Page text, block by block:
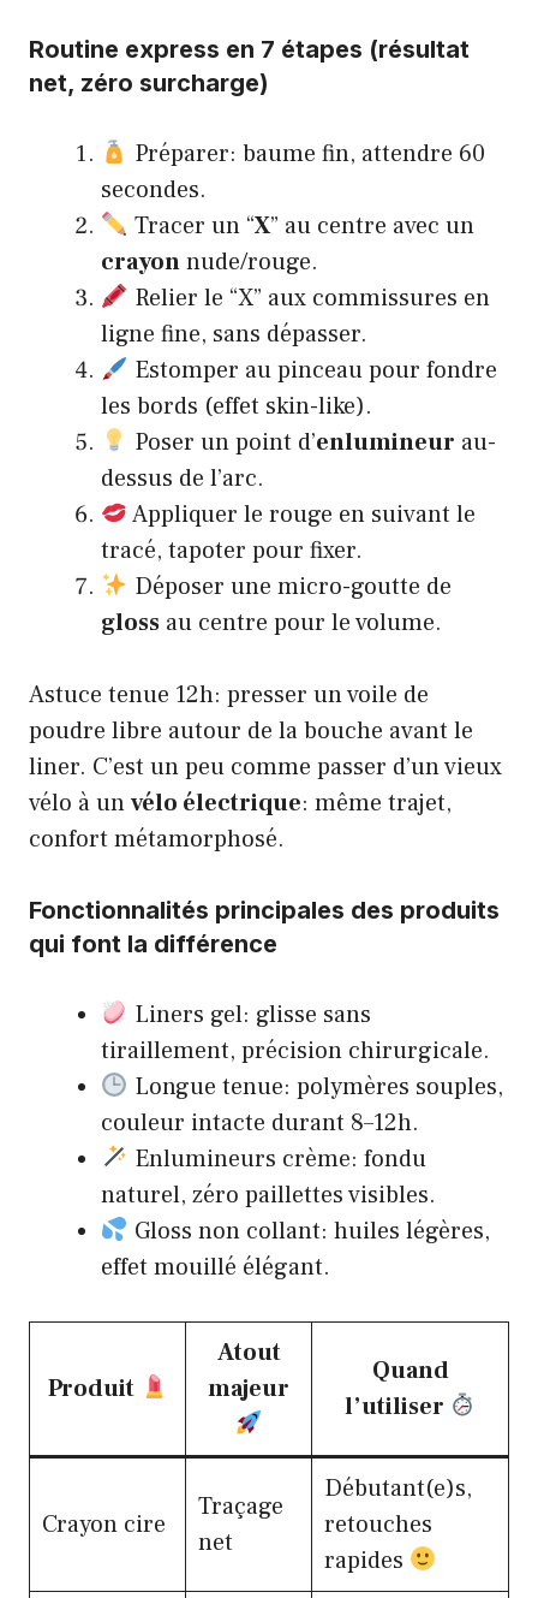
Routine express en 7 étapes (résultat
net, zéro surcharge)
Préparer: baume fin, attendre 60
secondes.
Tracer un “X” au centre avec un
crayonnude/rouge.
Relier le “X” aux commissures en
ligne fine, sans dépasser.
Estomper au pinceau pour fondre
les bords (effet skin-like).
Poser un point d’enlumineur au-
dessus de l’arc.
Appliquer le rouge en suivant le
tracé, tapoter pour fixer.
Déposer une micro-goutte de
gloss au centre pour le volume.
Astuce tenue 12h: presser un voile de
poudre libre autour de la bouche avant le
liner. C’est un peu comme passer d’un vieux
vélo à unvélo électrique: même trajet,
confort métamorphosé.
Fonctionnalités principales des produits
qui font la différence
Liners gel: glisse sans
tiraillement, précision chirurgicale.
Longue tenue: polymères souples,
couleur intacte durant 8–12h.
Enlumineurs crème: fondu
naturel, zéro paillettes visibles.
Gloss non collant: huiles légères,
effet mouillé élégant.
Produit
Atout
majeur
Quand
l’utiliser
Crayon cire
Traçage
net
Débutant(e)s,
retouches
rapides